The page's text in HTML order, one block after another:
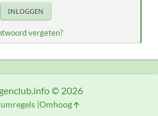
vergeten?
© 2026
Omhoog